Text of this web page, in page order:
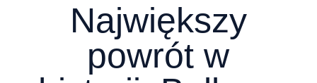
Największy
powrót w